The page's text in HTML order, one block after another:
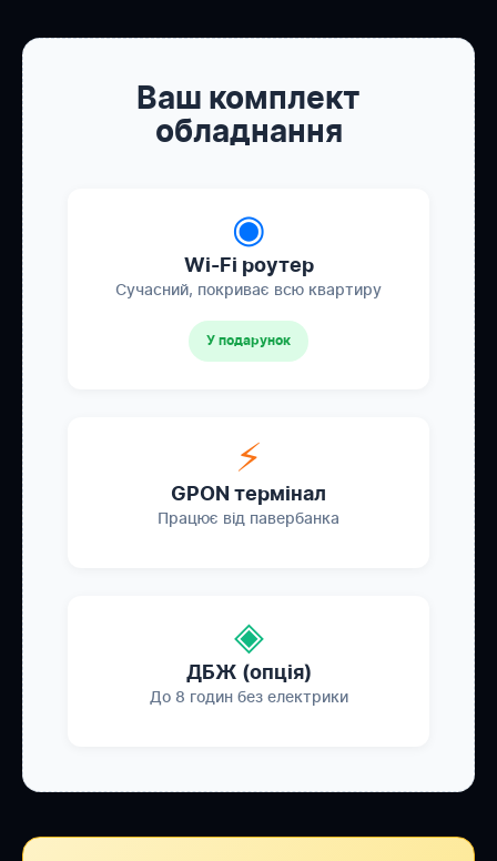
Ваш комплект
обладнання
◉
Wi-Fi роутер
Сучасний, покриває всю квартиру
У подарунок
⚡
GPON термінал
Працює від павербанка
◈
ДБЖ (опція)
До 8 годин без електрики